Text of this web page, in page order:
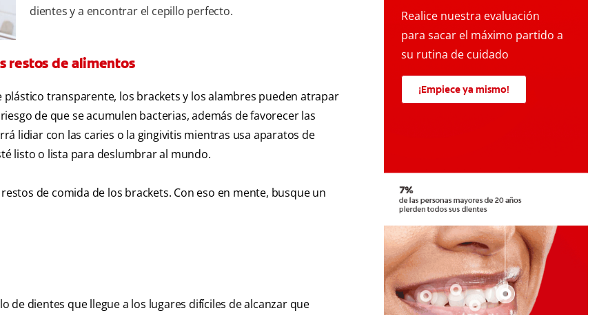
dientes y a encontrar el cepillo perfecto.
restos de alimentos
transparente, los brackets y los alambres pueden atrapar
de que se acumulen bacterias, además de favorecer las
lidiar con las caries o la gingivitis mientras usa aparatos de
listo o lista para deslumbrar al mundo.
de comida de los brackets. Con eso en mente, busque un
de dientes que llegue a los lugares difíciles de alcanzar que
Realice nuestra evaluación
para sacar el máximo partido a
su rutina de cuidado
¡Empiece ya mismo!